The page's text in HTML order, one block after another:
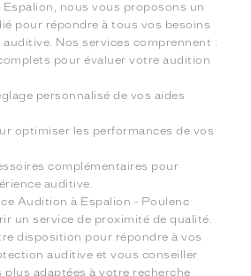
nous vous proposons un
pour répondre à tous vos besoins
auditive. Nos services comprennent :
pour évaluer votre audition
personnalisé de vos aides
optimiser les performances de vos
complémentaires pour
auditive.
Audition à Espalion - Poulenc
un service de proximité de qualité.
disposition pour répondre à vos
auditive et vous conseiller
plus adaptées à votre recherche